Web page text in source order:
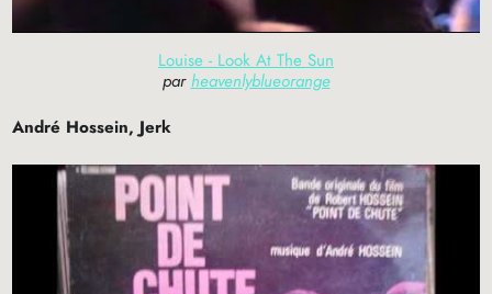
Louise - Look At The Sun
parheavenlyblueorange
André Hossein, Jerk